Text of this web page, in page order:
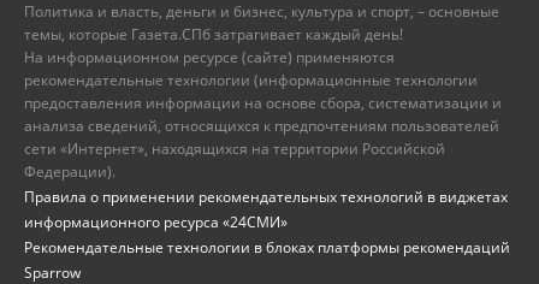
Политика и власть, деньги и бизнес, культура и спорт, – основные
темы, которые Газета.СПб затрагивает каждый день!
На информационном ресурсе (сайте) применяются
рекомендательные технологии (информационные технологии
предоставления информации на основе сбора, систематизации и
анализа сведений, относящихся к предпочтениям пользователей
сети «Интернет», находящихся на территории Российской
Федерации).
Правила о применении рекомендательных технологий в виджетах
информационного ресурса «24СМИ»
Рекомендательные технологии в блоках платформы рекомендаций
Sparrow